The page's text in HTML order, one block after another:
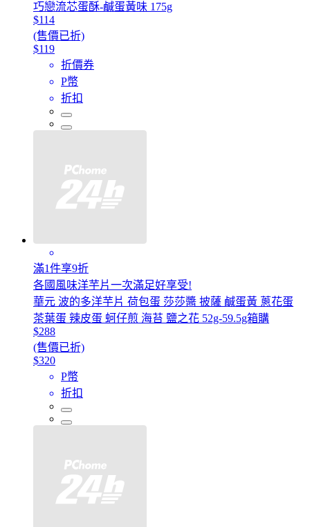
巧戀流芯蛋酥-鹹蛋黃味 175g
$114
(售價已折)
$119
折價券
P幣
折扣
滿1件享9折
各國風味洋芋片一次滿足好享受!
華元 波的多洋芋片 荷包蛋 莎莎醬 披薩 鹹蛋黃 蔥花蛋
茶葉蛋 辣皮蛋 蚵仔煎 海苔 鹽之花 52g-59.5g箱購
$288
(售價已折)
$320
P幣
折扣